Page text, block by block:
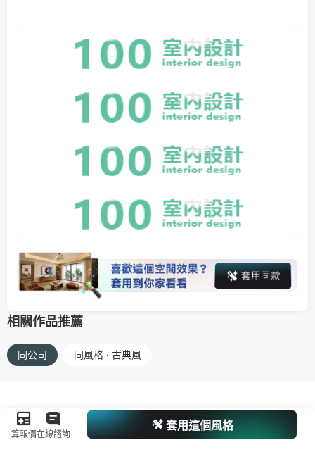
相關作品推薦
同公司 同風格 · 古典風
算報價在線諮詢
套用這個風格